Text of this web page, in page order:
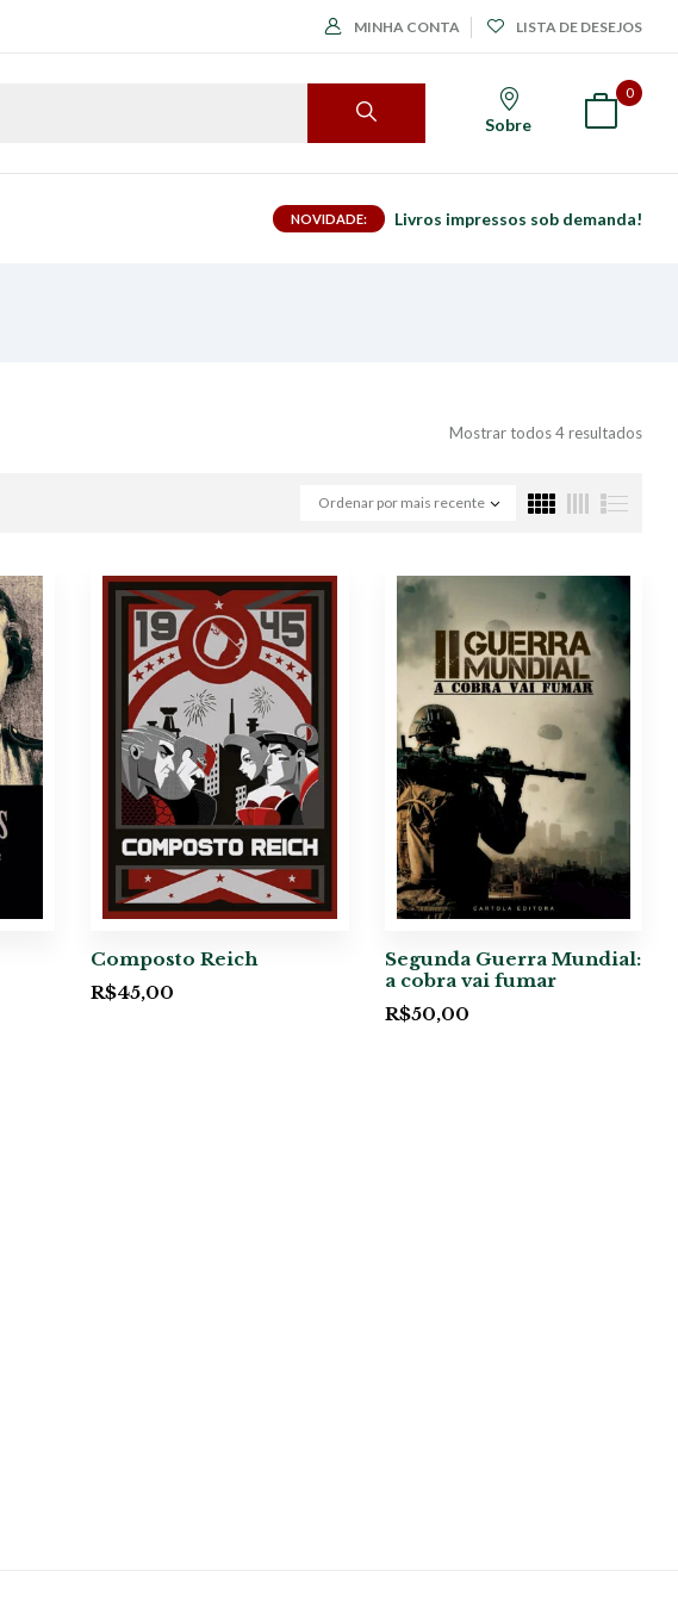
MINHA CONTA LISTA DE DESEJOS
Sobre
0
NOVIDADE: Livros impressos sob demanda!
Mostrar todos 4 resultados
Ordenar por mais recente
Composto Reich
R$45,00
Segunda Guerra Mundial:
a cobra vai fumar
R$50,00